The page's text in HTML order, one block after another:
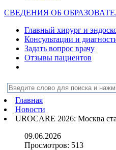
СВЕДЕНИЯ ОБ
Главный хирург и
Консультации и
Задать вопрос врачу
Отзывы пациентов
Главная
Новости
UROCARE 2026: Москва
09.06.2026
Просмотров: 513